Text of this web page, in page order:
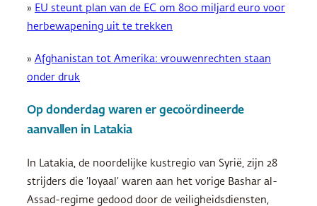
» EU steunt plan van de EC om 800 miljard euro voor
herbewapening uit te trekken
» Afghanistan tot Amerika: vrouwenrechten staan
onder druk
Op donderdag waren er gecoördineerde
aanvallen in Latakia
In Latakia, de noordelijke kustregio van Syrië, zijn 28
strijders die ‘loyaal’ waren aan het vorige Bashar al-
Assad-regime gedood door de veiligheidsdiensten,